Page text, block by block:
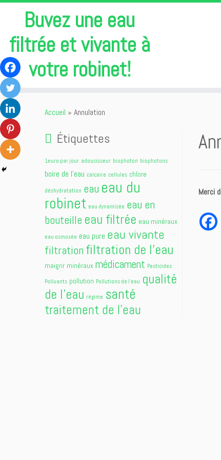
Passer
au
contenu
Buvez une eau
filtrée et vivante à
votre robinet!
Accueil » Annulation
Étiquettes
1euro par jour adoucisseur biophoton biophotons
boire de l'eau calcaire cellules chlore
déshydratation eau eau du
robinet eau dynamisée eau en
bouteille eau filtrée eau minéraux
eau osmosée eau pure eau vivante
filtration filtration de l'eau
maigrir minéraux médicament Pesticides
Polluants pollution Pollutions de l'eau qualité
de l'eau régime santé
traitement de l'eau
Merci